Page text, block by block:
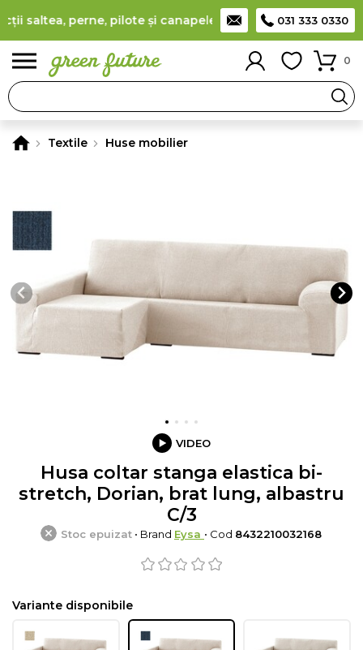
saltea, perne, pilote și canapele(detalii Producător
031 333 0330
0
Textile Huse mobilier
VIDEO
Husa coltar stanga elastica bi-
stretch, Dorian, brat lung, albastru
C/3
Stoc epuizat • Brand Eysa • Cod 8432210032168
Variante disponibile